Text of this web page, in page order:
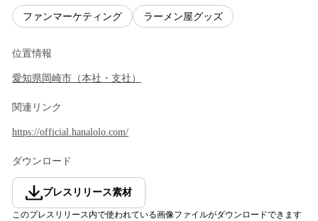
ファンマーケティング ラーメン屋グッズ
位置情報
愛知県 岡崎市 （本社・支社 ）
関連リンク
https://official.hanalolo.com/
ダウンロード
プレスリリース素材
このプレスリリース内で使われている画像ファイルがダウンロードできます